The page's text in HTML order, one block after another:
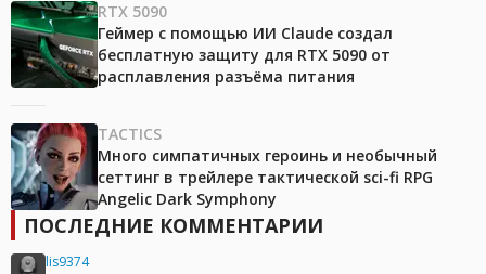
RTX 5090
Геймер с помощью ИИ Claude создал
бесплатную защиту для RTX 5090 от
расплавления разъёма питания
TACTICS
Много симпатичных героинь и необычный
сеттинг в трейлере тактической sci-fi RPG
Angelic Dark Symphony
ПОСЛЕДНИЕ КОММЕНТАРИИ
lis9374